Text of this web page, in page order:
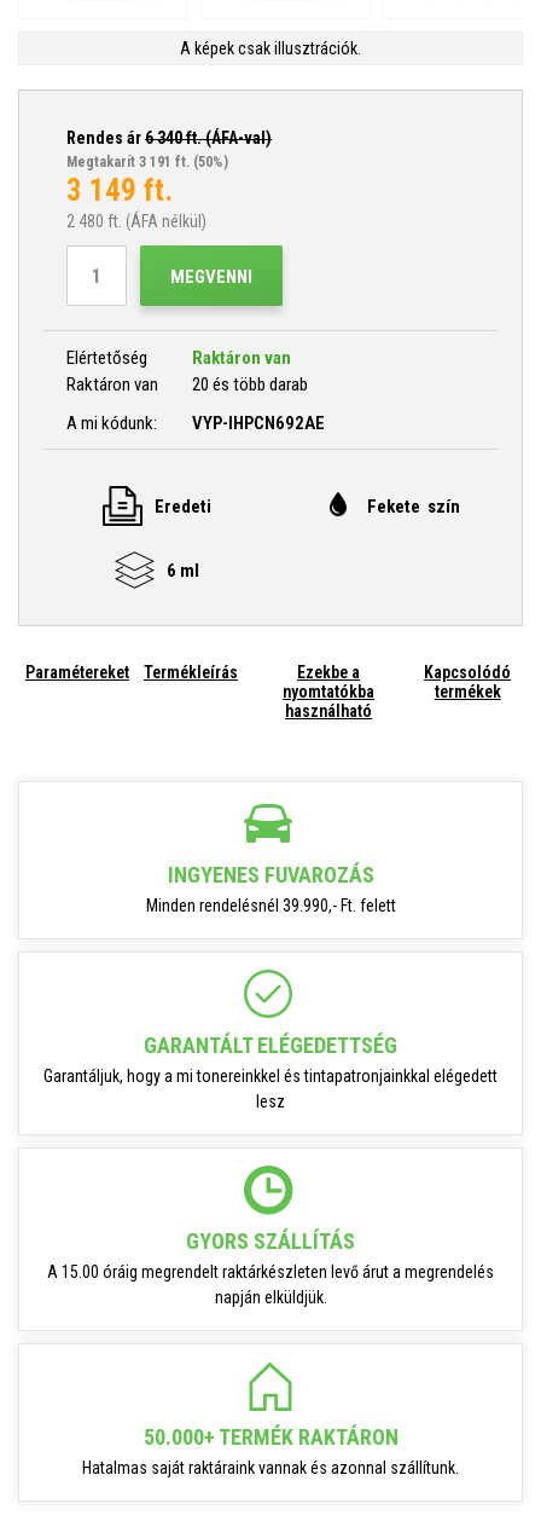
A képek csak illusztrációk.
Rendes ár6 340ft. (ÁFA-val)
Megtakarít 3 191 ft. (50%)
3 149 ft.
2 480 ft. (ÁFA nélkül)
MEGVENNI
Elértetőség
Raktáron van
Raktáron van
20 és több darab
A mi kódunk:
VYP-IHPCN692AE
Eredeti Fekete szín
6 ml
Paramétereket Termékleírás
Ezekbe a
nyomtatókba
használható
Kapcsolódó
termékek
INGYENES FUVAROZÁS
Minden rendelésnél 39.990,- Ft. felett
GARANTÁLT ELÉGEDETTSÉG
Garantáljuk, hogy a mi tonereinkkel és tintapatronjainkkal elégedett
lesz
GYORS SZÁLLÍTÁS
A 15.00 óráig megrendelt raktárkészleten levő árut a megrendelés
napján elküldjük.
50.000+ TERMÉK RAKTÁRON
Hatalmas saját raktáraink vannak és azonnal szállítunk.